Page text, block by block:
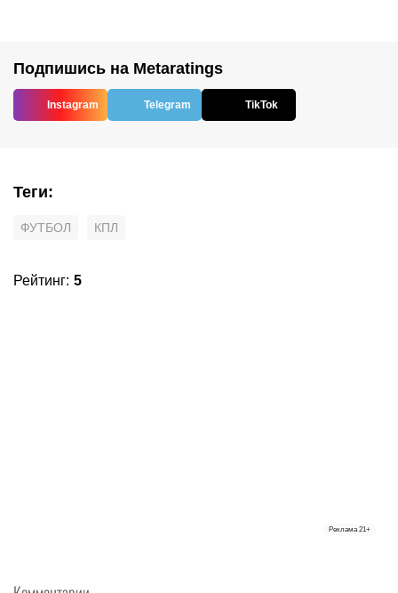
Подпишись на Metaratings
Instagram Telegram TikTok
Теги:
ФУТБОЛ КПЛ
Рейтинг: 5
Реклама 21+